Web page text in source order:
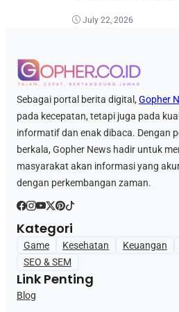
July 22, 2026
Sebagai portal berita digital, Gopher
pada kecepatan, tetapi juga pada
informatif dan enak dibaca. Dengan
berkala, Gopher News hadir untuk
masyarakat akan informasi yang
dengan perkembangan zaman.
Kategori
Game Kesehatan Keuangan
SEO & SEM
Link Penting
Blog